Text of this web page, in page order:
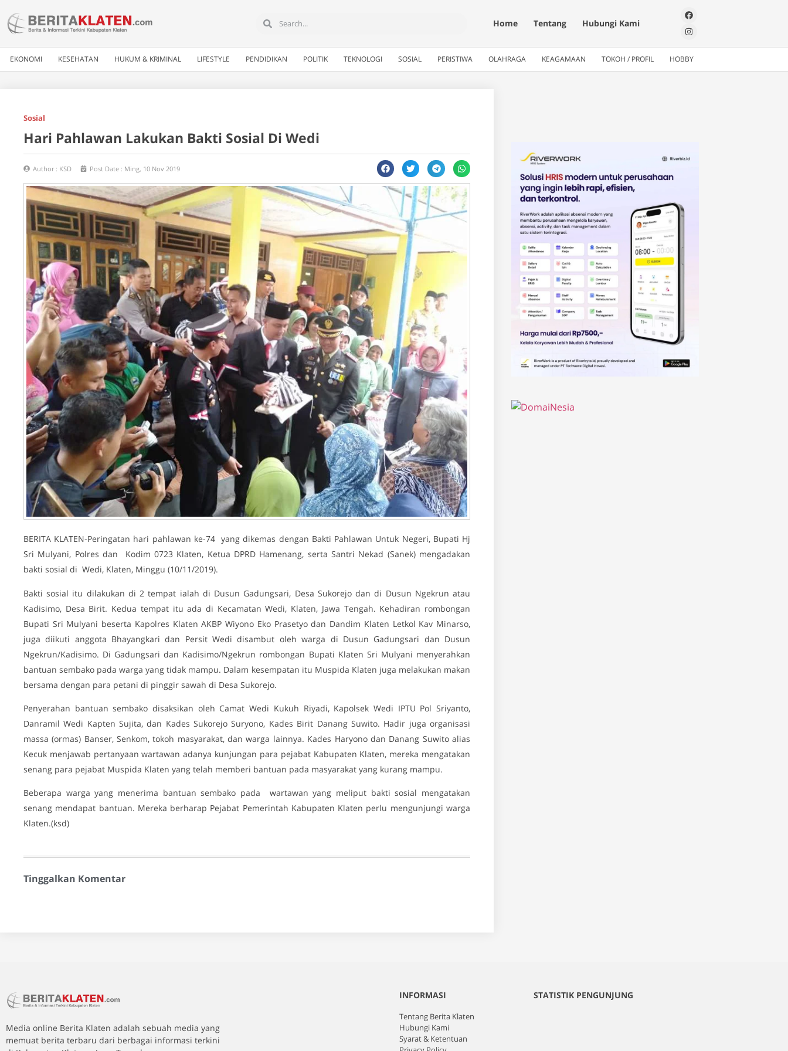
Home Tentang Hubungi Kami
EKONOMI KESEHATAN HUKUM & KRIMINAL LIFESTYLE PENDIDIKAN POLITIK TEKNOLOGI SOSIAL PERISTIWA OLAHRAGA KEAGAMAAN TOKOH / PROFIL HOBBY
Sosial
Hari Pahlawan Lakukan Bakti Sosial Di Wedi
Author : KSD Post Date : Ming, 10 Nov 2019
BERITA KLATEN-Peringatan hari pahlawan ke-74 yang dikemas dengan Bakti Pahlawan Untuk Negeri, Bupati Hj
Sri Mulyani, Polres dan Kodim 0723 Klaten, Ketua DPRD Hamenang, serta Santri Nekad (Sanek) mengadakan
bakti sosial di Wedi, Klaten, Minggu (10/11/2019).
Bakti sosial itu dilakukan di 2 tempat ialah di Dusun Gadungsari, Desa Sukorejo dan di Dusun Ngekrun atau
Kadisimo, Desa Birit. Kedua tempat itu ada di Kecamatan Wedi, Klaten, Jawa Tengah. Kehadiran rombongan
Bupati Sri Mulyani beserta Kapolres Klaten AKBP Wiyono Eko Prasetyo dan Dandim Klaten Letkol Kav Minarso,
juga diikuti anggota Bhayangkari dan Persit Wedi disambut oleh warga di Dusun Gadungsari dan Dusun
Ngekrun/Kadisimo. Di Gadungsari dan Kadisimo/Ngekrun rombongan Bupati Klaten Sri Mulyani menyerahkan
bantuan sembako pada warga yang tidak mampu. Dalam kesempatan itu Muspida Klaten juga melakukan makan
bersama dengan para petani di pinggir sawah di Desa Sukorejo.
Penyerahan bantuan sembako disaksikan oleh Camat Wedi Kukuh Riyadi, Kapolsek Wedi IPTU Pol Sriyanto,
Danramil Wedi Kapten Sujita, dan Kades Sukorejo Suryono, Kades Birit Danang Suwito. Hadir juga organisasi
massa (ormas) Banser, Senkom, tokoh masyarakat, dan warga lainnya. Kades Haryono dan Danang Suwito alias
Kecuk menjawab pertanyaan wartawan adanya kunjungan para pejabat Kabupaten Klaten, mereka mengatakan
senang para pejabat Muspida Klaten yang telah memberi bantuan pada masyarakat yang kurang mampu.
Beberapa warga yang menerima bantuan sembako pada wartawan yang meliput bakti sosial mengatakan
senang mendapat bantuan. Mereka berharap Pejabat Pemerintah Kabupaten Klaten perlu mengunjungi warga
Klaten.(ksd)
Tinggalkan Komentar
Media online Berita Klaten adalah sebuah media yang
memuat berita terbaru dari berbagai informasi terkini
INFORMASI
Tentang Berita Klaten
Hubungi Kami
Syarat & Ketentuan
STATISTIK PENGUNJUNG